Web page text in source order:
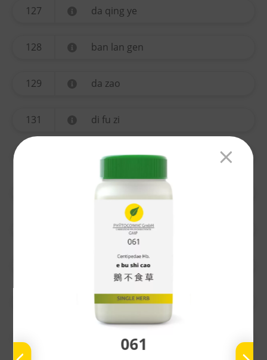
061
127 da qing ye
128 ban lan gen
129 da zao
131 di fu zi
yi mu cao
ting li zi
chuan xiong
gao ben
nu zhen zi